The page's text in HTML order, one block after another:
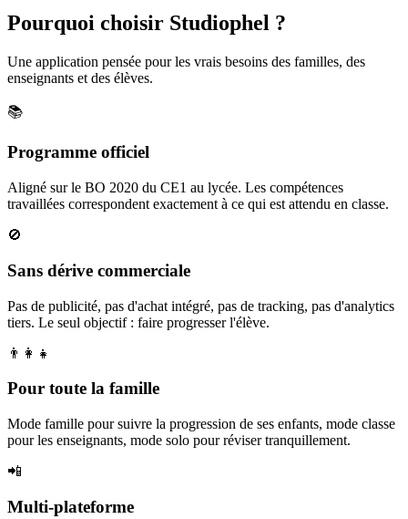
Pourquoi choisir Studiophel ?
Une application pensée pour les vrais besoins des familles, des
enseignants et des élèves.
📚
Programme officiel
Aligné sur le BO 2020 du CE1 au lycée. Les compétences
travaillées correspondent exactement à ce qui est attendu en classe.
🚫
Sans dérive commerciale
Pas de publicité, pas d'achat intégré, pas de tracking, pas d'analytics
tiers. Le seul objectif : faire progresser l'élève.
👨‍👩‍👧
Pour toute la famille
Mode famille pour suivre la progression de ses enfants, mode classe
pour les enseignants, mode solo pour réviser tranquillement.
📲
Multi-plateforme